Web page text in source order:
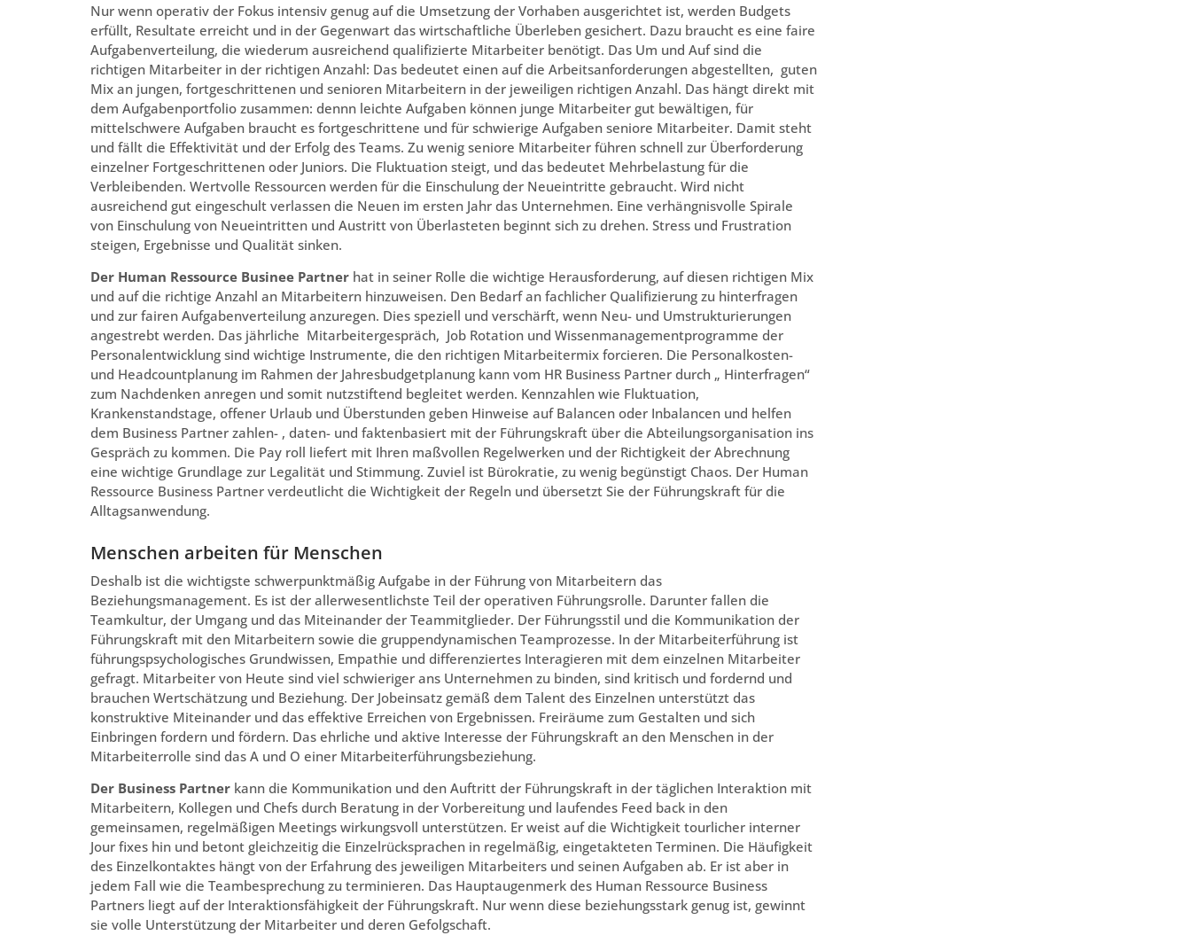
Nur wenn operativ der Fokus intensiv genug auf die Umsetzung der Vorhaben ausgerichtet ist, werden Budgets
erfüllt, Resultate erreicht und in der Gegenwart das wirtschaftliche Überleben gesichert. Dazu braucht es eine faire
Aufgabenverteilung, die wiederum ausreichend qualifizierte Mitarbeiter benötigt. Das Um und Auf sind die
richtigen Mitarbeiter in der richtigen Anzahl: Das bedeutet einen auf die Arbeitsanforderungen abgestellten, guten
Mix an jungen, fortgeschrittenen und senioren Mitarbeitern in der jeweiligen richtigen Anzahl. Das hängt direkt mit
dem Aufgabenportfolio zusammen: dennn leichte Aufgaben können junge Mitarbeiter gut bewältigen, für
mittelschwere Aufgaben braucht es fortgeschrittene und für schwierige Aufgaben seniore Mitarbeiter. Damit steht
und fällt die Effektivität und der Erfolg des Teams. Zu wenig seniore Mitarbeiter führen schnell zur Überforderung
einzelner Fortgeschrittenen oder Juniors. Die Fluktuation steigt, und das bedeutet Mehrbelastung für die
Verbleibenden. Wertvolle Ressourcen werden für die Einschulung der Neueintritte gebraucht. Wird nicht
ausreichend gut eingeschult verlassen die Neuen im ersten Jahr das Unternehmen. Eine verhängnisvolle Spirale
von Einschulung von Neueintritten und Austritt von Überlasteten beginnt sich zu drehen. Stress und Frustration
steigen, Ergebnisse und Qualität sinken.
Der Human Ressource Businee Partner hat in seiner Rolle die wichtige Herausforderung, auf diesen richtigen Mix
und auf die richtige Anzahl an Mitarbeitern hinzuweisen. Den Bedarf an fachlicher Qualifizierung zu hinterfragen
und zur fairen Aufgabenverteilung anzuregen. Dies speziell und verschärft, wenn Neu- und Umstrukturierungen
angestrebt werden. Das jährliche Mitarbeitergespräch, Job Rotation und Wissenmanagementprogramme der
Personalentwicklung sind wichtige Instrumente, die den richtigen Mitarbeitermix forcieren. Die Personalkosten-
und Headcountplanung im Rahmen der Jahresbudgetplanung kann vom HR Business Partner durch „ Hinterfragen“
zum Nachdenken anregen und somit nutzstiftend begleitet werden. Kennzahlen wie Fluktuation,
Krankenstandstage, offener Urlaub und Überstunden geben Hinweise auf Balancen oder Inbalancen und helfen
dem Business Partner zahlen- , daten- und faktenbasiert mit der Führungskraft über die Abteilungsorganisation ins
Gespräch zu kommen. Die Pay roll liefert mit Ihren maßvollen Regelwerken und der Richtigkeit der Abrechnung
eine wichtige Grundlage zur Legalität und Stimmung. Zuviel ist Bürokratie, zu wenig begünstigt Chaos. Der Human
Ressource Business Partner verdeutlicht die Wichtigkeit der Regeln und übersetzt Sie der Führungskraft für die
Alltagsanwendung.
Menschen arbeiten für Menschen
Deshalb ist die wichtigste schwerpunktmäßig Aufgabe in der Führung von Mitarbeitern das
Beziehungsmanagement. Es ist der allerwesentlichste Teil der operativen Führungsrolle. Darunter fallen die
Teamkultur, der Umgang und das Miteinander der Teammitglieder. Der Führungsstil und die Kommunikation der
Führungskraft mit den Mitarbeitern sowie die gruppendynamischen Teamprozesse. In der Mitarbeiterführung ist
führungspsychologisches Grundwissen, Empathie und differenziertes Interagieren mit dem einzelnen Mitarbeiter
gefragt. Mitarbeiter von Heute sind viel schwieriger ans Unternehmen zu binden, sind kritisch und fordernd und
brauchen Wertschätzung und Beziehung. Der Jobeinsatz gemäß dem Talent des Einzelnen unterstützt das
konstruktive Miteinander und das effektive Erreichen von Ergebnissen. Freiräume zum Gestalten und sich
Einbringen fordern und fördern. Das ehrliche und aktive Interesse der Führungskraft an den Menschen in der
Mitarbeiterrolle sind das A und O einer Mitarbeiterführungsbeziehung.
Der Business Partner kann die Kommunikation und den Auftritt der Führungskraft in der täglichen Interaktion mit
Mitarbeitern, Kollegen und Chefs durch Beratung in der Vorbereitung und laufendes Feed back in den
gemeinsamen, regelmäßigen Meetings wirkungsvoll unterstützen. Er weist auf die Wichtigkeit tourlicher interner
Jour fixes hin und betont gleichzeitig die Einzelrücksprachen in regelmäßig, eingetakteten Terminen. Die Häufigkeit
des Einzelkontaktes hängt von der Erfahrung des jeweiligen Mitarbeiters und seinen Aufgaben ab. Er ist aber in
jedem Fall wie die Teambesprechung zu terminieren. Das Hauptaugenmerk des Human Ressource Business
Partners liegt auf der Interaktionsfähigkeit der Führungskraft. Nur wenn diese beziehungsstark genug ist, gewinnt
sie volle Unterstützung der Mitarbeiter und deren Gefolgschaft.